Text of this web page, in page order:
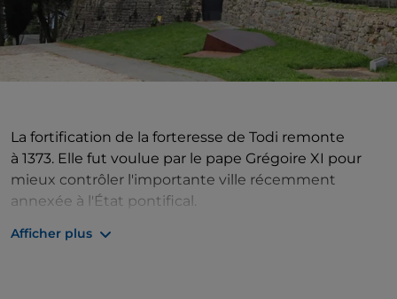
La fortification de la forteresse de Todi remonte
à 1373. Elle fut voulue par le pape Grégoire XI pour
mieux contrôler l'importante ville récemment
annexée à l'État pontifical.
eux-mêmes en 1382, et finalement démantelée au
Afficher plus